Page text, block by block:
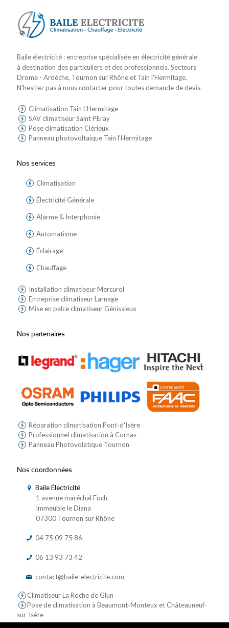
Baile électricité : entreprise spécialisée en électricité générale
à destination des particuliers et des professionnels. Secteurs
Drome - Ardèche, Tournon sur Rhône et Tain l'Hermitage.
N'hesitez pas à nous contacter pour toutes demande de devis.
Climatisation Tain L'Hermitage
SAV climatiseur Saint PEray
Pose climatisation Clérieux
Panneau photovoltaique Tain l'Hermitage
Nos services
Climatisation
Électricité Générale
Alarme & Interphonie
Automatisme
Éclairage
Chauffage
Installation climatiseur Mercurol
Entreprise climatiseur Larnage
Mise en palce climatiseur Génissieux
Nos partenaires
Réparation climatisation Pont-d'Isère
Professionnel climatisation à Cornas
Panneau Photovolatïque Tournon
Nos coordonnées
Baile Électricité
1 avenue maréchal Foch
Immeuble le Diana
07300 Tournon sur Rhône
04 75 09 75 86
06 13 93 73 42
contact@baile-electricite.com
Climatiseur La Roche de Glun
Pose de climatisation à Beaumont-Monteux et Châteauneuf-
sur-Isère